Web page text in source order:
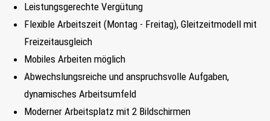
Leistungsgerechte Vergütung
Flexible Arbeitszeit (Montag - Freitag), Gleitzeitmodell mit
Freizeitausgleich
Mobiles Arbeiten möglich
Abwechslungsreiche und anspruchsvolle Aufgaben,
dynamisches Arbeitsumfeld
Moderner Arbeitsplatz mit 2 Bildschirmen